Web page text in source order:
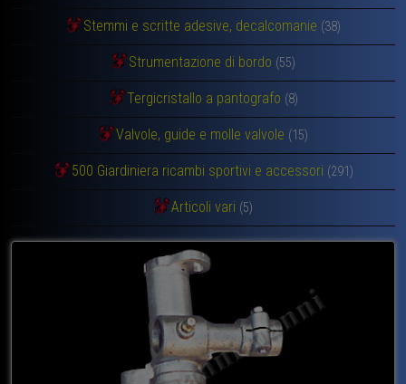
Stemmi e scritte adesive, decalcomanie (38)
Strumentazione di bordo (55)
Tergicristallo a pantografo (8)
Valvole, guide e molle valvole (15)
500 Giardiniera ricambi sportivi e accessori (291)
Articoli vari (5)